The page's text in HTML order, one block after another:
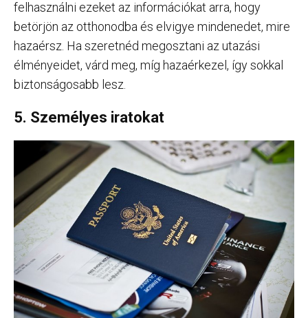
felhasználni ezeket az információkat arra, hogy
betörjön az otthonodba és elvigye mindenedet, mire
hazaérsz. Ha szeretnéd megosztani az utazási
élményeidet, várd meg, míg hazaérkezel, így sokkal
biztonságosabb lesz.
5. Személyes iratokat